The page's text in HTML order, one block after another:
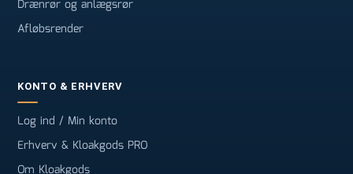
Drænrør og anlægsrør
Afløbsrender
KONTO & ERHVERV
Log ind / Min konto
Erhverv & Kloakgods PRO
Om Kloakgods